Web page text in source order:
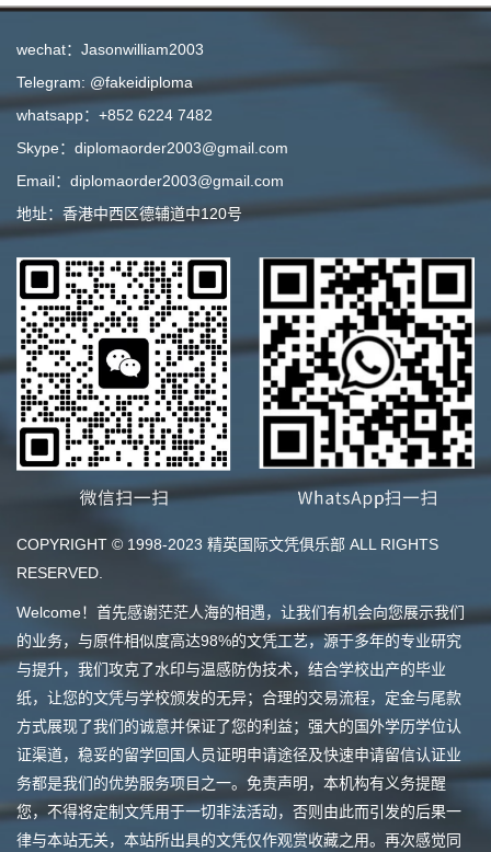
wechat：Jasonwilliam2003
Telegram: @fakeidiploma
whatsapp：+852 6224 7482
Skype：diplomaorder2003@gmail.com
Email：diplomaorder2003@gmail.com
地址：香港中西区德辅道中120号
COPYRIGHT © 1998-2023 精英国际文凭俱乐部 ALL RIGHTS
RESERVED.
Welcome！首先感谢茫茫人海的相遇，让我们有机会向您展示我们
的业务，与原件相似度高达98%的文凭工艺，源于多年的专业研究
与提升，我们攻克了水印与温感防伪技术，结合学校出产的毕业
纸，让您的文凭与学校颁发的无异；合理的交易流程，定金与尾款
方式展现了我们的诚意并保证了您的利益；强大的国外学历学位认
证渠道，稳妥的留学回国人员证明申请途径及快速申请留信认证业
务都是我们的优势服务项目之一。免责声明，本机构有义务提醒
您，不得将定制文凭用于一切非法活动，否则由此而引发的后果一
律与本站无关，本站所出具的文凭仅作观赏收藏之用。再次感觉同